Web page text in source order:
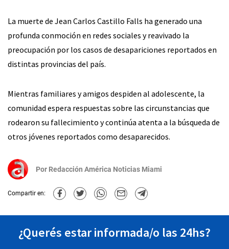
La muerte de Jean Carlos Castillo Falls ha generado una
profunda conmoción en redes sociales y reavivado la
preocupación por los casos de desapariciones reportados en
distintas provincias del país.
Mientras familiares y amigos despiden al adolescente, la
comunidad espera respuestas sobre las circunstancias que
rodearon su fallecimiento y continúa atenta a la búsqueda de
otros jóvenes reportados como desaparecidos.
Por Redacción América Noticias Miami
Compartir en:
¿Querés estar informada/o las 24hs?